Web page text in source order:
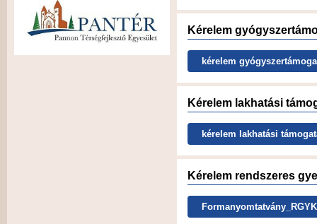
Kérelem
kérelem
Kérelem lakhatási
kérelem lakhatási
Kérelem rendszeres